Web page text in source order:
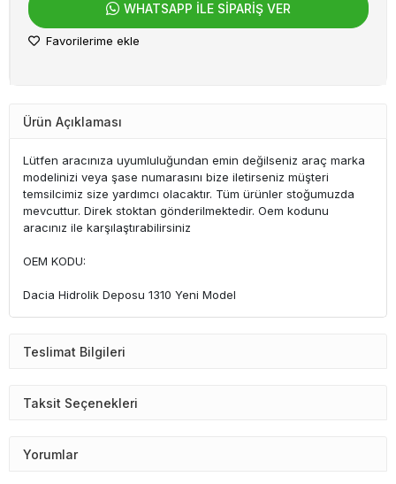
WHATSAPP İLE SİPARİŞ VER
Favorilerime ekle
Ürün Açıklaması
Lütfen aracınıza uyumluluğundan emin değilseniz araç marka
modelinizi veya şase numarasını bize iletirseniz müşteri
temsilcimiz size yardımcı olacaktır. Tüm ürünler stoğumuzda
mevcuttur. Direk stoktan gönderilmektedir. Oem kodunu
aracınız ile karşılaştırabilirsiniz
OEM KODU:
Dacia Hidrolik Deposu 1310 Yeni Model
Teslimat Bilgileri
Taksit Seçenekleri
Yorumlar